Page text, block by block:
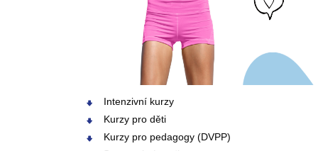
Intenzivní kurzy
Kurzy pro děti
Kurzy pro pedagogy (DVPP)